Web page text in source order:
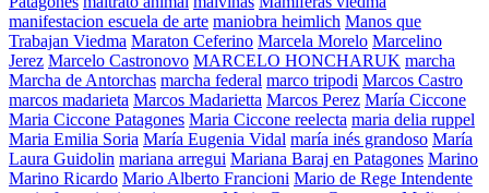
manifestacion escuela de arte maniobra heimlich Manos que
Trabajan Viedma Maraton Ceferino Marcela Morelo Marcelino
Jerez Marcelo Castronovo MARCELO HONCHARUK marcha
Marcha de Antorchas marcha federal marco tripodi Marcos Castro
marcos madarieta Marcos Madarietta Marcos Perez María Ciccone
Maria Ciccone Patagones Maria Ciccone reelecta maria delia ruppel
Maria Emilia Soria María Eugenia Vidal maría inés grandoso María
Laura Guidolin mariana arregui Mariana Baraj en Patagones Marino
Marino Ricardo Mario Alberto Francioni Mario de Rege Intendente